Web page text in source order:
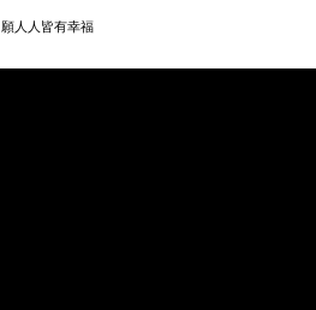
願人人皆有幸福